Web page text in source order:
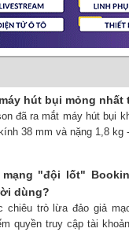
hút bụi mỏng nhất
đã ra mắt máy hút bụi
38 mm và nặng 1,8 kg
"đội lốt"
dùng?
chiêu trò lừa đảo giả
quyền truy cập tài